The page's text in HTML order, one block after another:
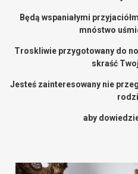
Będą wspaniałymi
mnóstwo
Troskliwie przygotowany do
skraść
Jesteś zainteresowany nie
aby